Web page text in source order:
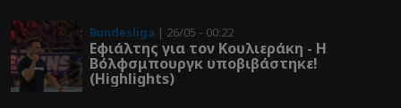
Bundesliga | 26/05 - 00:22
Εφιάλτης για τον Κουλιεράκη - Η
Βόλφσμπουργκ υποβιβάστηκε!
(Highlights)